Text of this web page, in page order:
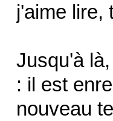
j'aime lire,
Jusqu'à
: il est
nouveau